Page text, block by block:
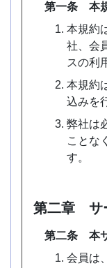
第一条 本
本規約
社、会
スの利
本規約
込みを
弊社は
ことな
す。
第二章 サ
第二条 本
会員は